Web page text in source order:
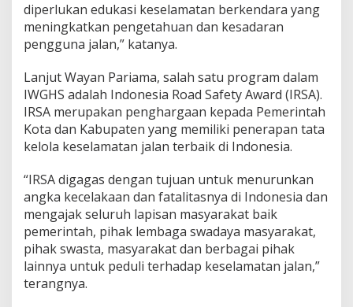
diperlukan edukasi keselamatan berkendara yang
meningkatkan pengetahuan dan kesadaran
pengguna jalan,” katanya.
Lanjut Wayan Pariama, salah satu program dalam
IWGHS adalah Indonesia Road Safety Award (IRSA).
IRSA merupakan penghargaan kepada Pemerintah
Kota dan Kabupaten yang memiliki penerapan tata
kelola keselamatan jalan terbaik di Indonesia.
“IRSA digagas dengan tujuan untuk menurunkan
angka kecelakaan dan fatalitasnya di Indonesia dan
mengajak seluruh lapisan masyarakat baik
pemerintah, pihak lembaga swadaya masyarakat,
pihak swasta, masyarakat dan berbagai pihak
lainnya untuk peduli terhadap keselamatan jalan,”
terangnya.